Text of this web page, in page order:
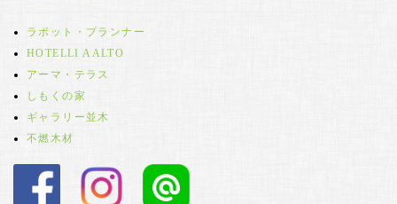
ラボット・プランナー
HOTELLI AALTO
アーマ・テラス
しもくの家
ギャラリー並木
不燃木材